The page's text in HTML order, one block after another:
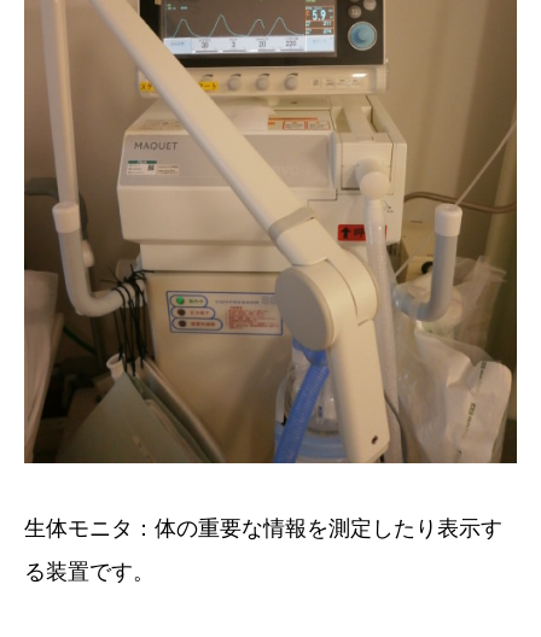
生体モニタ：体の重要な情報を測定したり表示す
る装置です。